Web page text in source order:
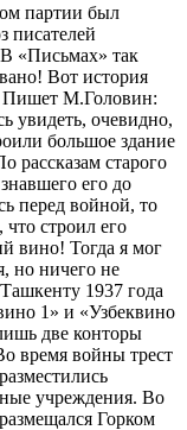
партии был
писателей
«Письмах» так
Вот история
Пишет М.Головин:
увидеть, очевидно,
большое здание
рассказам старого
его до
перед войной, то
строил его
вино! Тогда я мог
но ничего не
1937 года
1» и «Узбеквино
две конторы
время войны трест
учреждения. Во
Горком